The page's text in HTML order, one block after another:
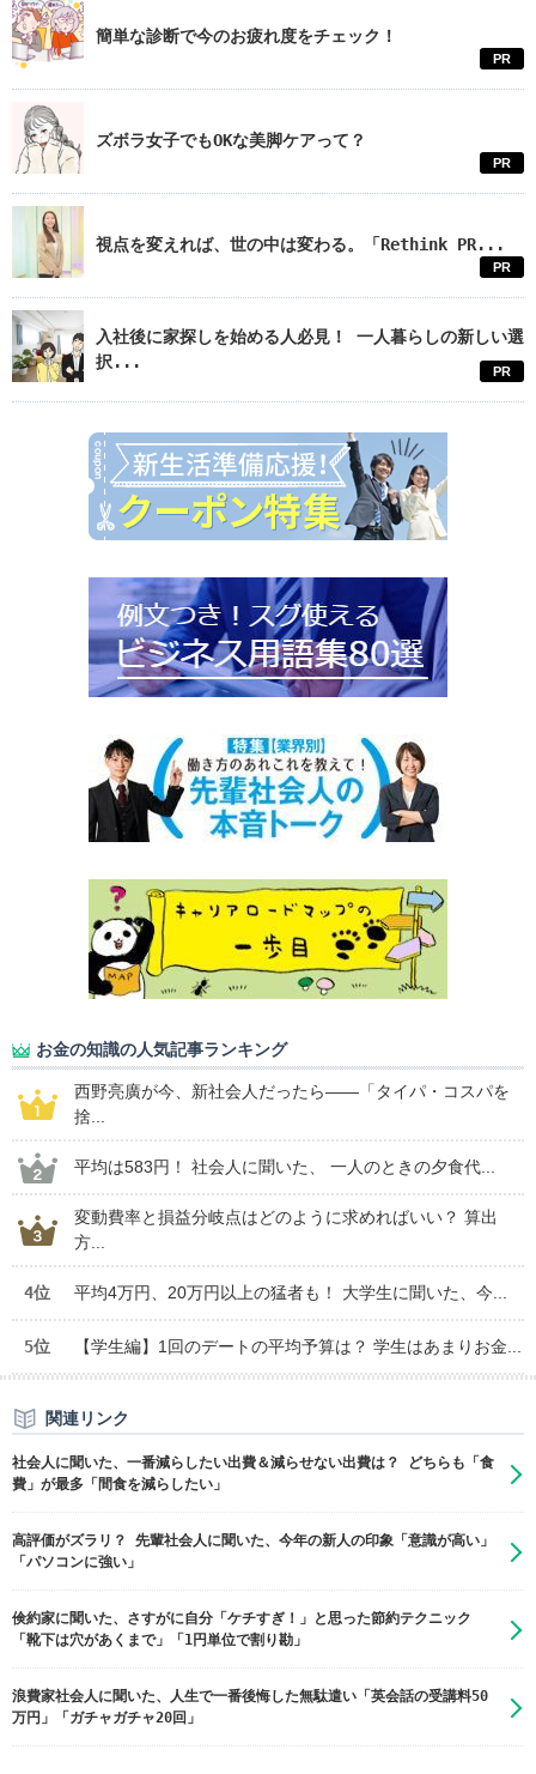
簡単な診断で今のお疲れ度をチェック！
PR
ズボラ女子でもOKな美脚ケアって？
PR
視点を変えれば、世の中は変わる。「Rethink PR...
PR
入社後に家探しを始める人必見！ 一人暮らしの新しい選
択...
PR
お金の知識の人気記事ランキング
西野亮廣が今、新社会人だったら――「タイパ・コスパを
捨...
平均は583円！ 社会人に聞いた、 一人のときの夕食代...
変動費率と損益分岐点はどのように求めればいい？ 算出
方...
4位 平均4万円、20万円以上の猛者も！ 大学生に聞いた、今...
5位 【学生編】1回のデートの平均予算は？ 学生はあまりお金...
関連リンク
社会人に聞いた、一番減らしたい出費＆減らせない出費は？ どちらも「食
費」が最多「間食を減らしたい」
高評価がズラリ？ 先輩社会人に聞いた、今年の新人の印象「意識が高い」
「パソコンに強い」
倹約家に聞いた、さすがに自分「ケチすぎ！」と思った節約テクニック
「靴下は穴があくまで」「1円単位で割り勘」
浪費家社会人に聞いた、人生で一番後悔した無駄遣い「英会話の受講料50
万円」「ガチャガチャ20回」